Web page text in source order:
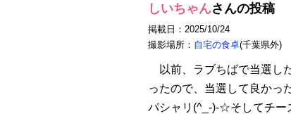
しいちゃんさんの投稿
掲載日：2025/10/24
撮影場所： 自宅の食卓(千葉県外)
以前、ラブちばで当選し
ったので、当選して良かっ
パシャリ(^_-)-☆そしてチー